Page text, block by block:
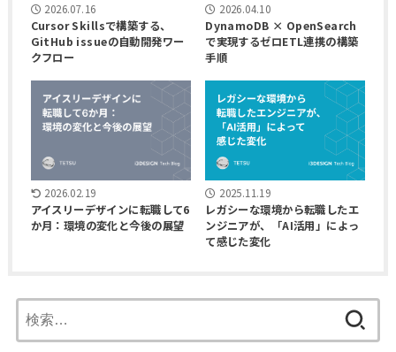
2026.07.16
Cursor Skillsで構築する、
GitHub issueの自動開発ワー
クフロー
2026.04.10
DynamoDB × OpenSearch
で実現するゼロETL連携の構築
手順
2026.02.19
アイスリーデザインに転職して6
か月：環境の変化と今後の展望
2025.11.19
レガシーな環境から転職したエ
ンジニアが、「AI活用」によっ
て感じた変化
索: